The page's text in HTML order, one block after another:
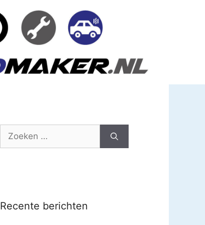
Zoek
Recente berichten